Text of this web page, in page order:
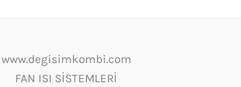
www.degisimkombi.com
FAN ISI SİSTEMLERİ